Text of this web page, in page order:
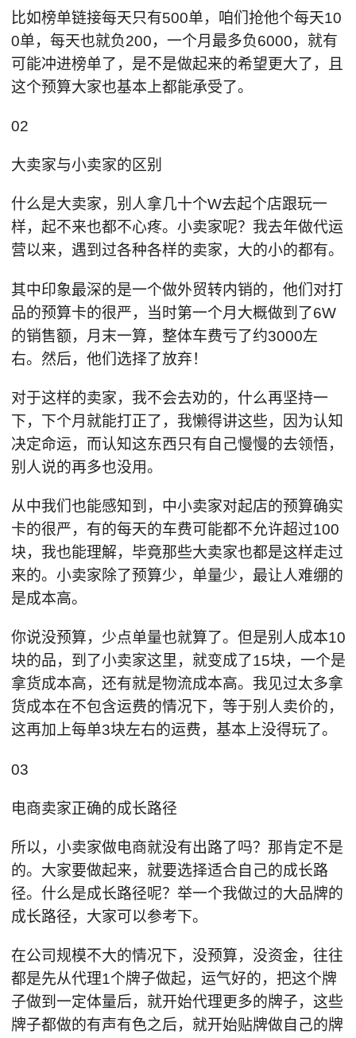
比如榜单链接每天只有500单，咱们抢他个每天10
0单，每天也就负200，一个月最多负6000，就有
可能冲进榜单了，是不是做起来的希望更大了，且
这个预算大家也基本上都能承受了。
02
大卖家与小卖家的区别
什么是大卖家，别人拿几十个W去起个店跟玩一
样，起不来也都不心疼。小卖家呢？我去年做代运
营以来，遇到过各种各样的卖家，大的小的都有。
其中印象最深的是一个做外贸转内销的，他们对打
品的预算卡的很严，当时第一个月大概做到了6W
的销售额，月末一算，整体车费亏了约3000左
右。然后，他们选择了放弃！
对于这样的卖家，我不会去劝的，什么再坚持一
下，下个月就能打正了，我懒得讲这些，因为认知
决定命运，而认知这东西只有自己慢慢的去领悟，
别人说的再多也没用。
从中我们也能感知到，中小卖家对起店的预算确实
卡的很严，有的每天的车费可能都不允许超过100
块，我也能理解，毕竟那些大卖家也都是这样走过
来的。小卖家除了预算少，单量少，最让人难绷的
是成本高。
你说没预算，少点单量也就算了。但是别人成本10
块的品，到了小卖家这里，就变成了15块，一个是
拿货成本高，还有就是物流成本高。我见过太多拿
货成本在不包含运费的情况下，等于别人卖价的，
这再加上每单3块左右的运费，基本上没得玩了。
03
电商卖家正确的成长路径
所以，小卖家做电商就没有出路了吗？那肯定不是
的。大家要做起来，就要选择适合自己的成长路
径。什么是成长路径呢？举一个我做过的大品牌的
成长路径，大家可以参考下。
在公司规模不大的情况下，没预算，没资金，往往
都是先从代理1个牌子做起，运气好的，把这个牌
子做到一定体量后，就开始代理更多的牌子，这些
牌子都做的有声有色之后，就开始贴牌做自己的牌